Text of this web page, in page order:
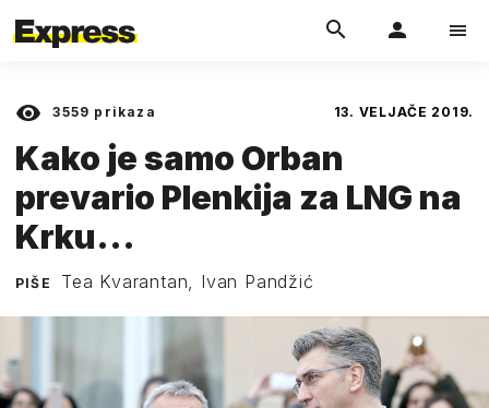
3559 prikaza 13. VELJAČE 2019.
Kako je samo Orban
prevario Plenkija za LNG na
Krku...
PIŠE Tea Kvarantan, Ivan Pandžić